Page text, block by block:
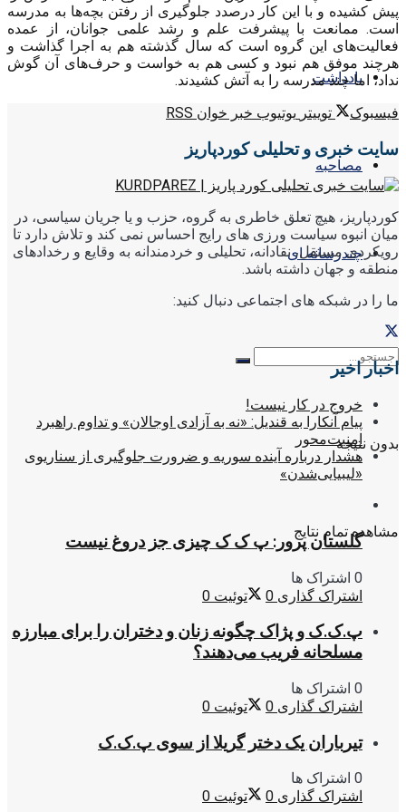
یادداشت
مصاحبه
چندرسانه ای
بدون نتیجه
مشاهده تمام نتایج
پیش کشیده و با این کار درصدد جلوگیری از رفتن بچه‌ها به مدرسه
است. ممانعت با پیشرفت علم و رشد علمی جوانان، از عمده
فعالیت‌های این گروه است که سال گذشته هم به اجرا گذاشت و
هرچند موفق هم نبود و کسی هم به خواست و حرف‌های آن گوش
نداد، اما چند مدرسه را به آتش کشیدند.
فیسبوک
توییتر یوتیوب خبر خوان RSS
سایت خبری و تحلیلی کوردپاریز
کوردپاریز، هیچ تعلق خاطری به گروه، حزب و یا جریان سیاسی، در
میان انبوه سیاست ورزی های رایج احساس نمی کند و تلاش دارد تا
رویکردی مستقل، نقادانه، تحلیلی و خردمندانه به وقایع و رخدادهای
منطقه و جهان داشته باشد.
ما را در شبکه های اجتماعی دنبال کنید:
اخبار اخیر
خروج در کار نیست!
پیام آنکارا به قندیل: «نه به آزادی اوجالان» و تداوم راهبرد
امنیت‌محور
هشدار درباره آینده سوریه و ضرورت جلوگیری از سناریوی
«لیبیایی‌شدن»
گلستان پرور: پ ک ک چیزی جز دروغ نیست
0 اشتراک ها
اشتراک گذاری 0 توئیت 0
پ.ک.ک و پژاک چگونه زنان و دختران را برای مبارزه
مسلحانه فریب می‌دهند؟
0 اشتراک ها
اشتراک گذاری 0 توئیت 0
تیرباران یک دختر گریلا از سوی پ.ک.ک
0 اشتراک ها
اشتراک گذاری 0 توئیت 0